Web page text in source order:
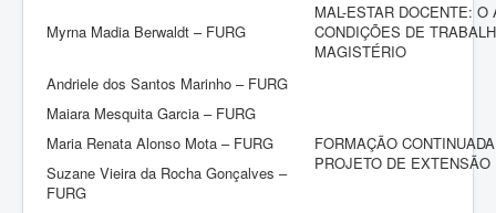
Myrna Madia Berwaldt – FURG
MAL-ESTAR DOCENTE:
CONDIÇÕES DE
MAGISTÉRIO
Andriele dos Santos Marinho – FURG
Maiara Mesquita Garcia – FURG
Maria Renata Alonso Mota – FURG
Suzane Vieira da Rocha Gonçalves –
FURG
FORMAÇÃO
PROJETO DE EXTENSÃO